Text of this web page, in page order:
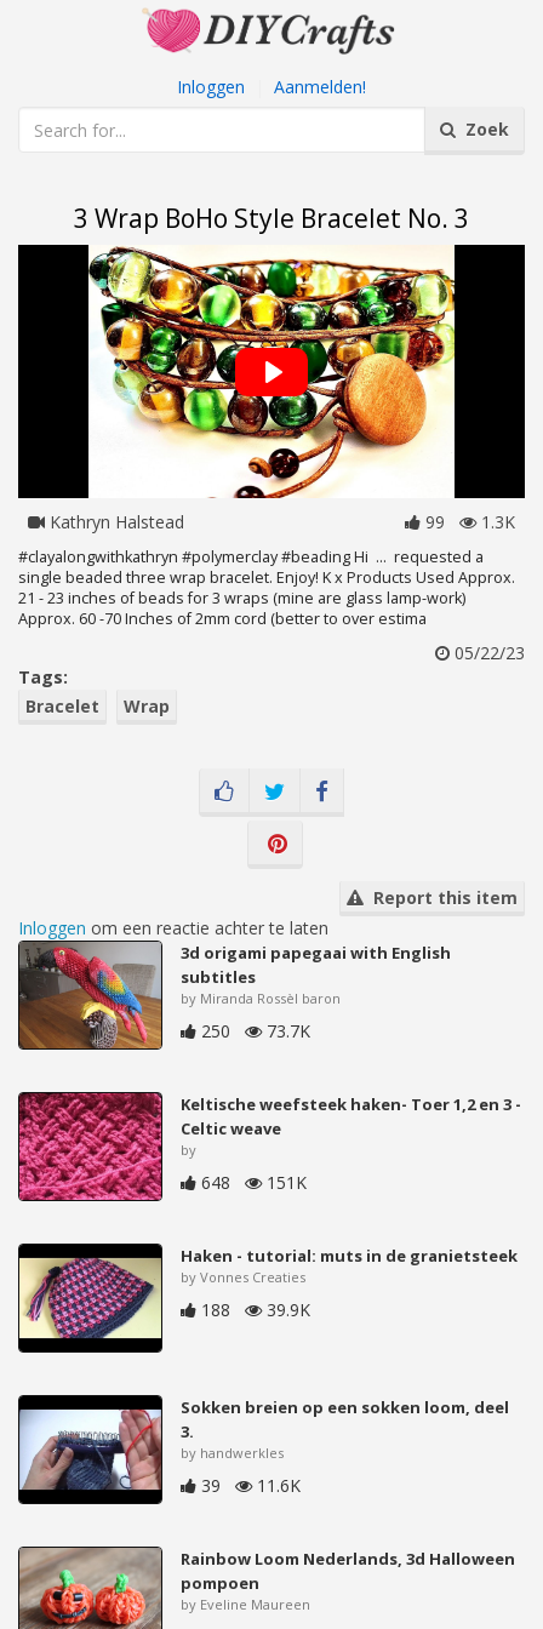
Inloggen
Aanmelden!
Zoek
3 Wrap BoHo Style Bracelet No. 3
Kathryn Halstead 99 1.3K
#clayalongwithkathryn #polymerclay #beading Hi ... requested a
single beaded three wrap bracelet. Enjoy! K x Products Used Approx.
21 - 23 inches of beads for 3 wraps (mine are glass lamp-work)
Approx. 60 -70 Inches of 2mm cord (better to over estima
05/22/23
Tags:
Bracelet
Wrap
Report this item
Inloggen om een reactie achter te laten
3d origami papegaai with English
subtitles
by Miranda Rossèl baron
250 73.7K
Keltische weefsteek haken- Toer 1,2 en 3 -
Celtic weave
by
648 151K
Haken - tutorial: muts in de granietsteek
by Vonnes Creaties
188 39.9K
Sokken breien op een sokken loom, deel
3.
by handwerkles
39 11.6K
Rainbow Loom Nederlands, 3d Halloween
pompoen
by Eveline Maureen